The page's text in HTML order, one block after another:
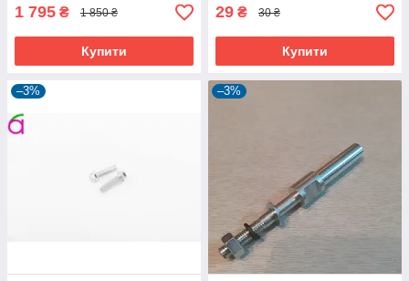
1 795 ₴ 1 850 ₴
Купити
29 ₴ 30 ₴
Купити
–3% –3%